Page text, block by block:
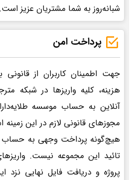
شبانه‌روز به شما مشتریان عزیز است.
پرداخت امن
جهت اطمینان کاربران از
هزینه، کلیه واریزها در شبکه
آنلاین به حساب موسسه
مجوزهای قانونی لازم در این
هیچ‌گونه پرداخت وجهی به
تائید این مجموعه نیست.
پروژه و دریافت فایل نهایی